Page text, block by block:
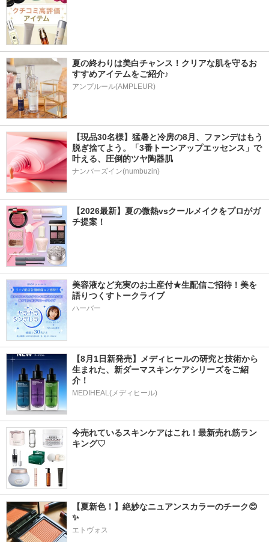
夏の終わりは美白チャンス！クリアな肌を守るお
すすめアイテムをご紹介♪
アンプルール(AMPLEUR)
【現品30名様】猛暑と冷房の8月、ファンデはもう
脱ぎ捨てよう。「3番トーンアップエッセンス」で
叶える、圧倒的ツヤ陶器肌
ナンバーズイン(numbuzin)
【2026最新】夏の微熱vsクールメイクをプロがガ
チ提案！
美容液など充実のお土産付★生配信ご招待！美を
語りつくすトークライブ
ハーバー
【8月1日新発売】メディヒールの研究と技術から
生まれた、新ダーマスキンケアシリーズをご紹
介！
MEDIHEAL(メディヒール)
今売れているスキンケアはこれ！最新売れ筋ラン
キング♡
【夏新色！】絶妙なニュアンスカラーのチーク😊
✨
エトヴォス